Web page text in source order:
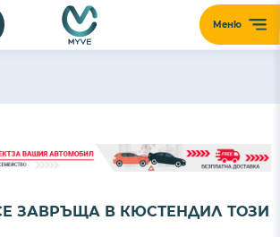
Меню
ЗАВРЪЩА В КЮСТЕНДИЛ ТОЗИ